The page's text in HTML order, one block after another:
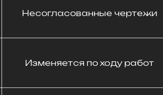
Несогласованные чертежи
Изменяется по ходу работ